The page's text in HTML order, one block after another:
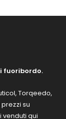
fuoribordo.
Torqeedo,
su
venduti qui